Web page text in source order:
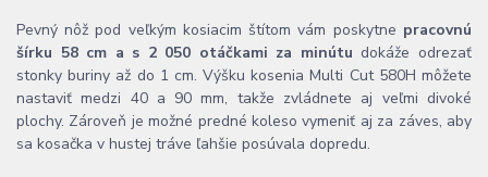
Pevný nôž pod veľkým kosiacim štítom vám poskytne pracovnú
šírku 58 cm a s 2 050 otáčkami za minútu dokáže odrezať
stonky buriny až do 1 cm. Výšku kosenia Multi Cut 580H môžete
nastaviť medzi 40 a 90 mm, takže zvládnete aj veľmi divoké
plochy. Zároveň je možné predné koleso vymeniť aj za záves, aby
sa kosačka v hustej tráve ľahšie posúvala dopredu.